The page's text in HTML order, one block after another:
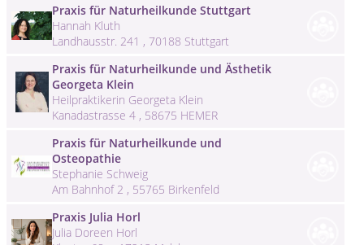
Praxis für Naturheilkunde Stuttgart
Hannah Kluth
Landhausstr. 241 , 70188 Stuttgart
Praxis für Naturheilkunde und Ästhetik
Georgeta Klein
Heilpraktikerin Georgeta Klein
Kanadastrasse 4 , 58675 HEMER
Praxis für Naturheilkunde und
Osteopathie
Stephanie Schweig
Am Bahnhof 2 , 55765 Birkenfeld
Praxis Julia Horl
Julia Doreen Horl